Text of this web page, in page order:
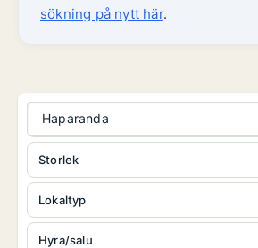
sökning på nytt här.
Haparanda
Lokaltyp
Hyra/salu
Storlek